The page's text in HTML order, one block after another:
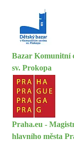
Bazar Komunitní
sv. Prokopa
Praha.eu -
hlavního města